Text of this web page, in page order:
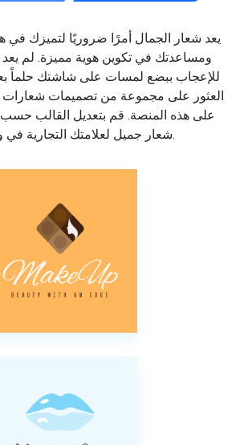
يعد شعار الجمال أمرًا ضروريًا لتميزك في
ومساعدتك في تكوين هوية مميزة. لم يعد
للإعجاب ببضع لمسات على شاشتك حلماً
العثور على مجموعة من تصميمات شعارات
على هذه المنصة. قم بتعديل القالب حسب
شعار جميل لعلامتك التجارية في وقت قصير.